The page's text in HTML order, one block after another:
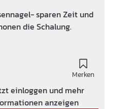
sparen Zeit und
die Schalung.
Merken
einloggen und mehr
anzeigen